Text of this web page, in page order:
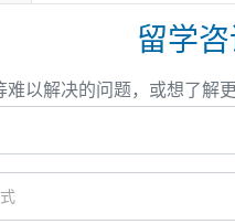
留学
难以解决的问题，或想了解